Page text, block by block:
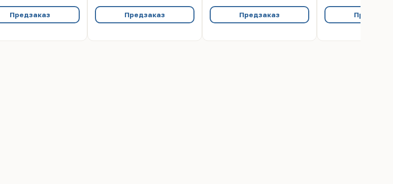
Предзаказ Предзаказ Предзаказ